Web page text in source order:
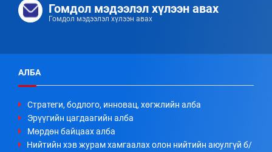
Гомдол мэдээлэл хүлээн авах
Гомдол мэдээлэл хүлээн авах
АЛБА
Стратеги, бодлого, инновац, хөгжлийн алба
Эрүүгийн цагдаагийн алба
Мөрдөн байцаах алба
Нийтийн хэв журам хамгаалах олон нийтийн аюулгүй б/